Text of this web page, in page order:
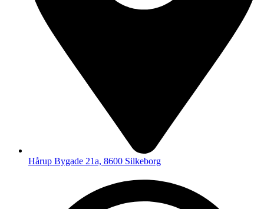
Hårup Bygade 21a, 8600 Silkeborg